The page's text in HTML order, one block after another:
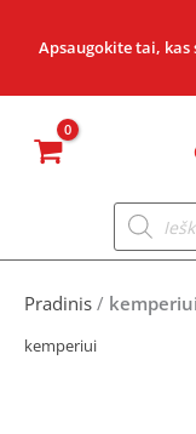
Apsaugokite tai, kas
Products
search
Pradinis / kemperiui
kemperiui